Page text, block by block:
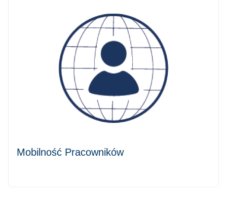
Mobilność Pracowników